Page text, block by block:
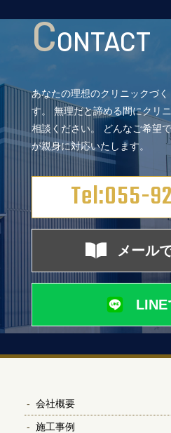
CONTACT
あなたの理想のクリニックづ
す。
無理だと諦める間にクリ
相談ください。
どんなご希望
が親身に対応いたします。
Tel:055-
メール
LINE
会社概要
施工事例